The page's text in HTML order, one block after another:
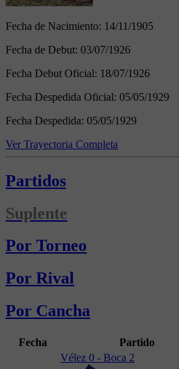
Fecha de Nacimiento: 14/11/1905
Fecha de Debut: 03/07/1926
Fecha Debut Oficial: 18/07/1926
Fecha Despedida Oficial: 05/05/1929
Fecha Despedida: 05/05/1929
Ver Trayectoria Completa
Partidos
Suplente
Por Torneo
Por Rival
Por Cancha
Fecha Partido
Vélez 0 - Boca 2